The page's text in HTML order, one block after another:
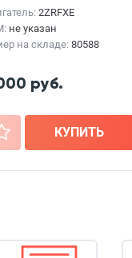
2ZRFXE
не указан
на складе: 80588
руб.
КУПИТЬ